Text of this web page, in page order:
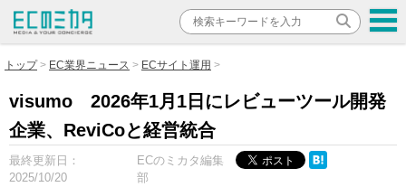
トップ EC業界ニュース ECサイト運用
visumo 2026年1月1日にレビューツール開発
企業、ReviCoと経営統合
最終更新日：
2025/10/20
ECのミカタ編集
部